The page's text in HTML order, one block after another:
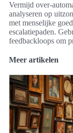
Vermijd over-
analyseren op
met menselijke
escalatiepaden.
feedbackloops om
Meer artikelen